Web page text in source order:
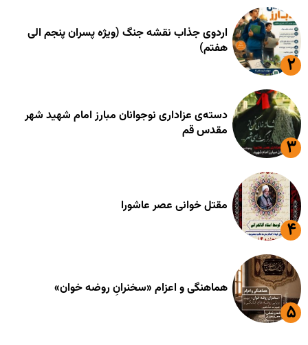
اردوی جذاب نقشه جنگ (ویژه پسران پنجم الی
هفتم)
دسته‌ی عزاداری نوجوانان مبارز امام شهید شهر
مقدس قم
مقتل خوانی عصر عاشورا
هماهنگی و اعزام «سخنرانِ روضه خوان»